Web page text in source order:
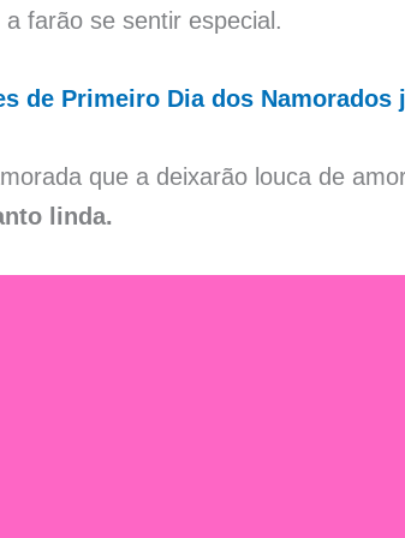
farão se sentir especial.
de Primeiro Dia dos
que a deixarão louca de
linda.